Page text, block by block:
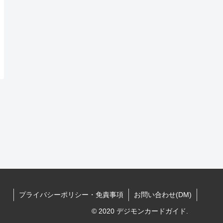
プライバシーポリシー・免責事項 お問い合わせ(DM)
© 2020 デジモンカードガイド.